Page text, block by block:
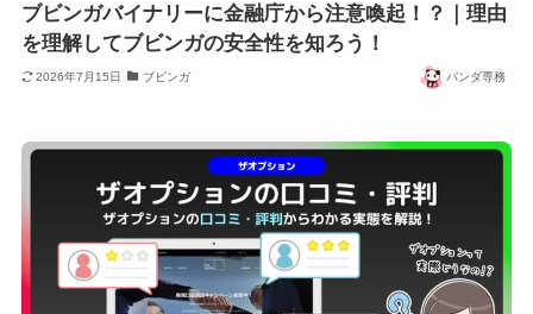
ブビンガバイナリーに金融庁から注意喚起！？｜理由
を理解してブビンガの安全性を知ろう！
2026年7月15日 ブビンガ パンダ専務